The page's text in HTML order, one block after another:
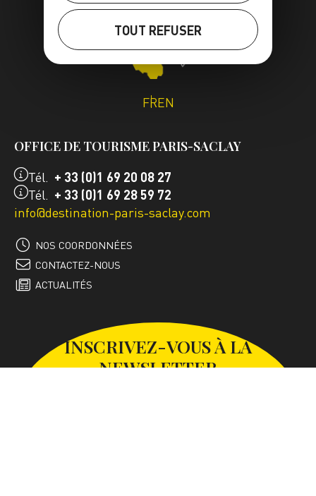
FREN
OFFICE DE TOURISME PARIS-SACLAY
Tél. + 33 (0)1 69 20 08 27
Tél. + 33 (0)1 69 28 59 72
info@destination-paris-saclay.com
NOS COORDONNÉES
CONTACTEZ-NOUS
ACTUALITÉS
INSCRIVEZ-VOUS À LA
NEWSLETTER
TOUT REFUSER